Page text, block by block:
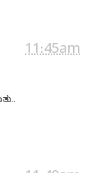
11:45am